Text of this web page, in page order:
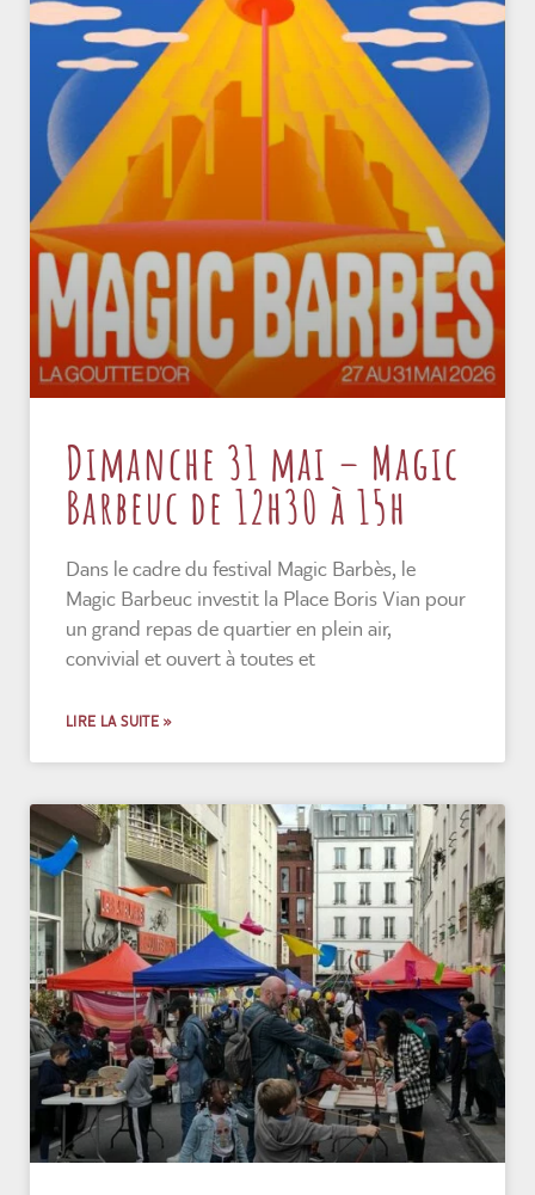
Dimanche 31 mai – Magic
Barbeuc de 12h30 à 15h
Dans le cadre du festival Magic Barbès, le
Magic Barbeuc investit la Place Boris Vian pour
un grand repas de quartier en plein air,
convivial et ouvert à toutes et
LIRE LA SUITE »